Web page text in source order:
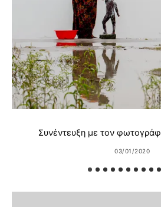
Συνέντευξη με τον
03/01/2020